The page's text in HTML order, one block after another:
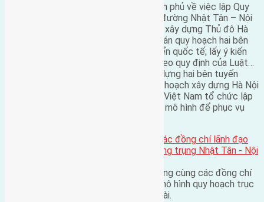
Thực hiện chỉ đạo của Thủ tướng Chính phủ về việc lập Quy
hoạch chi tiết xây dựng hai bên tuyến đường Nhật Tân – Nội
Bài (nhằm cụ thể hóa Quy hoạch chung xây dựng Thủ đô Hà
Nội), trong quá trình triển khai, phương án quy hoạch hai bên
tuyến đường đã được tổ chức thi tuyển quốc tế; lấy ý kiến
cộng đồng và các cơ quan liên quan theo quy định của Luật…
Đến nay, hồ sơ Quy hoạch chi tiết xây dựng hai bên tuyến
đường Nhật Tân – Nội Bài do Viện Quy hoạch xây dựng Hà Nội
phối hợp với Công ty TNHH Motor N.A Việt Nam tổ chức lập
cơ bản được hoàn thành, được lắp đặt mô hình để phục vụ
Thủ tướng Chính phủ Nguyễn Tấn Dũng cùng các đồng chí
lãnh đạo Trung ương và Hà Nội xem mô hình quy hoạch trục
Nhật Tân – Nội Bài.